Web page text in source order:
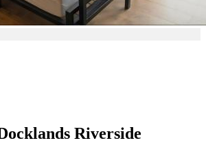
Riverside